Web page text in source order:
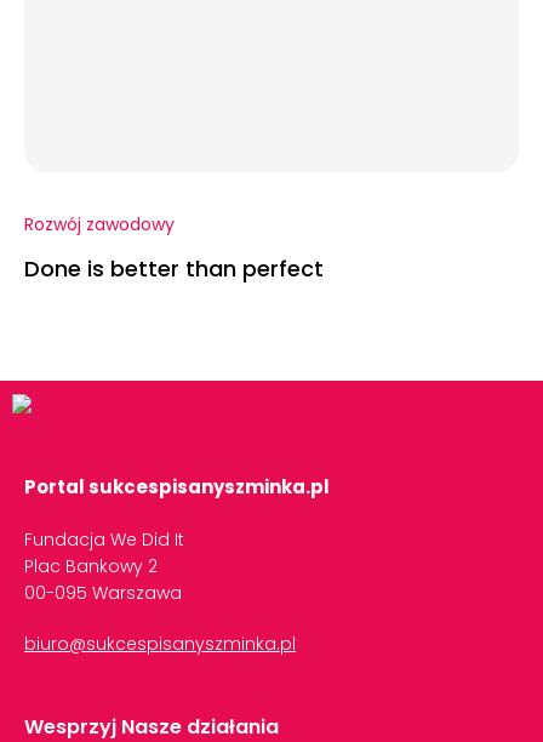
Rozwój zawodowy
Done is better than perfect
Portal sukcespisanyszminka.pl
Fundacja We Did It
Plac Bankowy 2
00-095 Warszawa
biuro@sukcespisanyszminka.pl
Wesprzyj Nasze działania